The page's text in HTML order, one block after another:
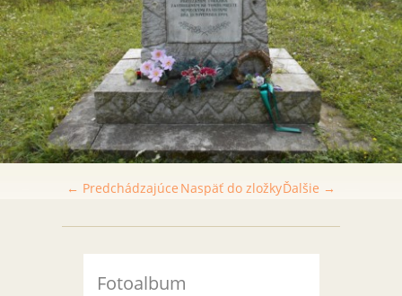
← Predchádzajúce Ďalšie →
Naspäť do zložky
Fotoalbum